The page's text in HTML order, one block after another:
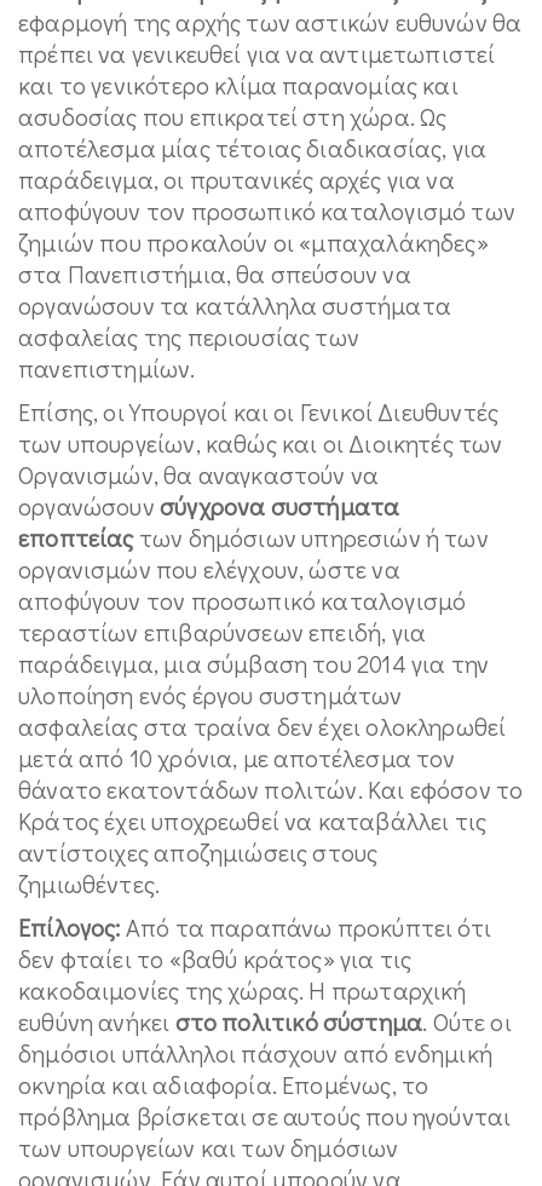
εφαρμογή της αρχής των αστικών ευθυνών θα
πρέπει να γενικευθεί για να αντιμετωπιστεί
και το γενικότερο κλίμα παρανομίας και
ασυδοσίας που επικρατεί στη χώρα. Ως
αποτέλεσμα μίας τέτοιας διαδικασίας, για
παράδειγμα, οι πρυτανικές αρχές για να
αποφύγουν τον προσωπικό καταλογισμό των
ζημιών που προκαλούν οι «μπαχαλάκηδες»
στα Πανεπιστήμια, θα σπεύσουν να
οργανώσουν τα κατάλληλα συστήματα
ασφαλείας της περιουσίας των
πανεπιστημίων.
Επίσης, οι Υπουργοί και οι Γενικοί Διευθυντές
των υπουργείων, καθώς και οι Διοικητές των
Οργανισμών, θα αναγκαστούν να
οργανώσουνσύγχρονα συστήματα
εποπτείαςτων δημόσιων υπηρεσιών ή των
οργανισμών που ελέγχουν, ώστε να
αποφύγουν τον προσωπικό καταλογισμό
τεραστίων επιβαρύνσεων επειδή, για
παράδειγμα, μια σύμβαση του 2014 για την
υλοποίηση ενός έργου συστημάτων
ασφαλείας στα τραίνα δεν έχει ολοκληρωθεί
μετά από 10 χρόνια, με αποτέλεσμα τον
θάνατο εκατοντάδων πολιτών. Και εφόσον το
Κράτος έχει υποχρεωθεί να καταβάλλει τις
αντίστοιχες αποζημιώσεις στους
ζημιωθέντες.
Επίλογος:Από τα παραπάνω προκύπτει ότι
δεν φταίει το «βαθύ κράτος» για τις
κακοδαιμονίες της χώρας. Η πρωταρχική
ευθύνη ανήκει στο πολιτικό σύστημα. Ούτε οι
δημόσιοι υπάλληλοι πάσχουν από ενδημική
οκνηρία και αδιαφορία. Επομένως, το
πρόβλημα βρίσκεται σε αυτούς που ηγούνται
των υπουργείων και των δημόσιων
οργανισμών. Εάν αυτοί μπορούν να